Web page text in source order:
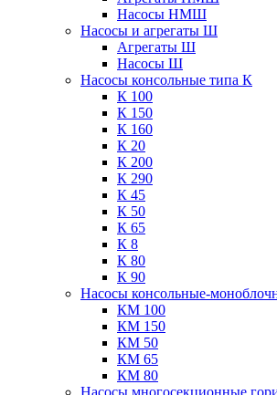
Насосы НМШ
Насосы и агрегаты Ш
Агрегаты Ш
Насосы Ш
Насосы консольные типа К
К 100
К 150
К 160
К 20
К 200
К 290
К 45
К 50
К 65
К 8
К 80
К 90
Насосы консольные-
КМ 100
КМ 150
КМ 50
КМ 65
КМ 80
Насосы многосекционные